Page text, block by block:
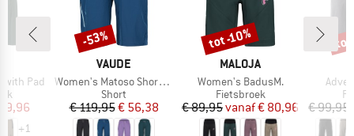
with Pad
prijs
+1
MERK
VAUDE
Artikel
Women's Matoso Shorts II
Productgroep
Short
Prijs
€ 119,95Verlaagde prijs
€ 56,38
Korting
-53%
MERK
MALOJA
Artikel
Women's BadusM.
Productgroep
Fietsbroek
Prijs
€ 89,95 Verlaagde prijs
vanaf€ 80,96
Korting
tot -10%
Artikel
€ 99,95